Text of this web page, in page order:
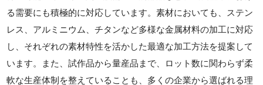
る需要にも積極的に対応しています。素材においても、ステン
レス、アルミニウム、チタンなど多様な金属材料の加工に対応
し、それぞれの素材特性を活かした最適な加工方法を提案して
います。また、試作品から量産品まで、ロット数に関わらず柔
軟な生産体制を整えていることも、多くの企業から選ばれる理